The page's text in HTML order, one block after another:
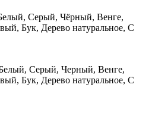
Серый, Чёрный, Венге,
Бук, Дерево натуральное, С
Серый, Черный, Венге,
Бук, Дерево натуральное, С